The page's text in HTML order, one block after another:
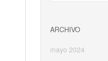
ARCHIVO
mayo 2024